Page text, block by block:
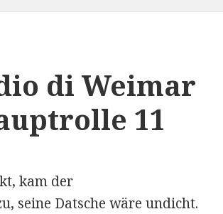
di Weimar
11
kam der
seine Datsche wäre undicht.